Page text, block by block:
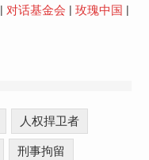
对话基金会 玫瑰中国
人权捍卫者
刑事拘留